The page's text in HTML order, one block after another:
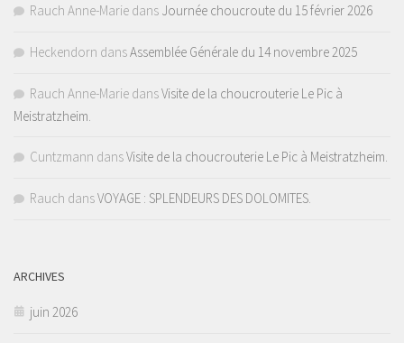
Rauch Anne-Marie dans Journée choucroute du 15 février 2026
Heckendorn dansAssemblée Générale du 14 novembre 2025
Rauch Anne-Marie dansVisite de la choucrouterie Le Pic à
Meistratzheim.
Cuntzmann dansVisite de la choucrouterie Le Pic à Meistratzheim.
Rauch dansVOYAGE : SPLENDEURS DES DOLOMITES.
ARCHIVES
juin 2026